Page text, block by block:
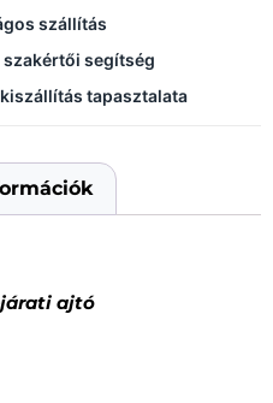
szállítás
segítség
tapasztalata
ajtó